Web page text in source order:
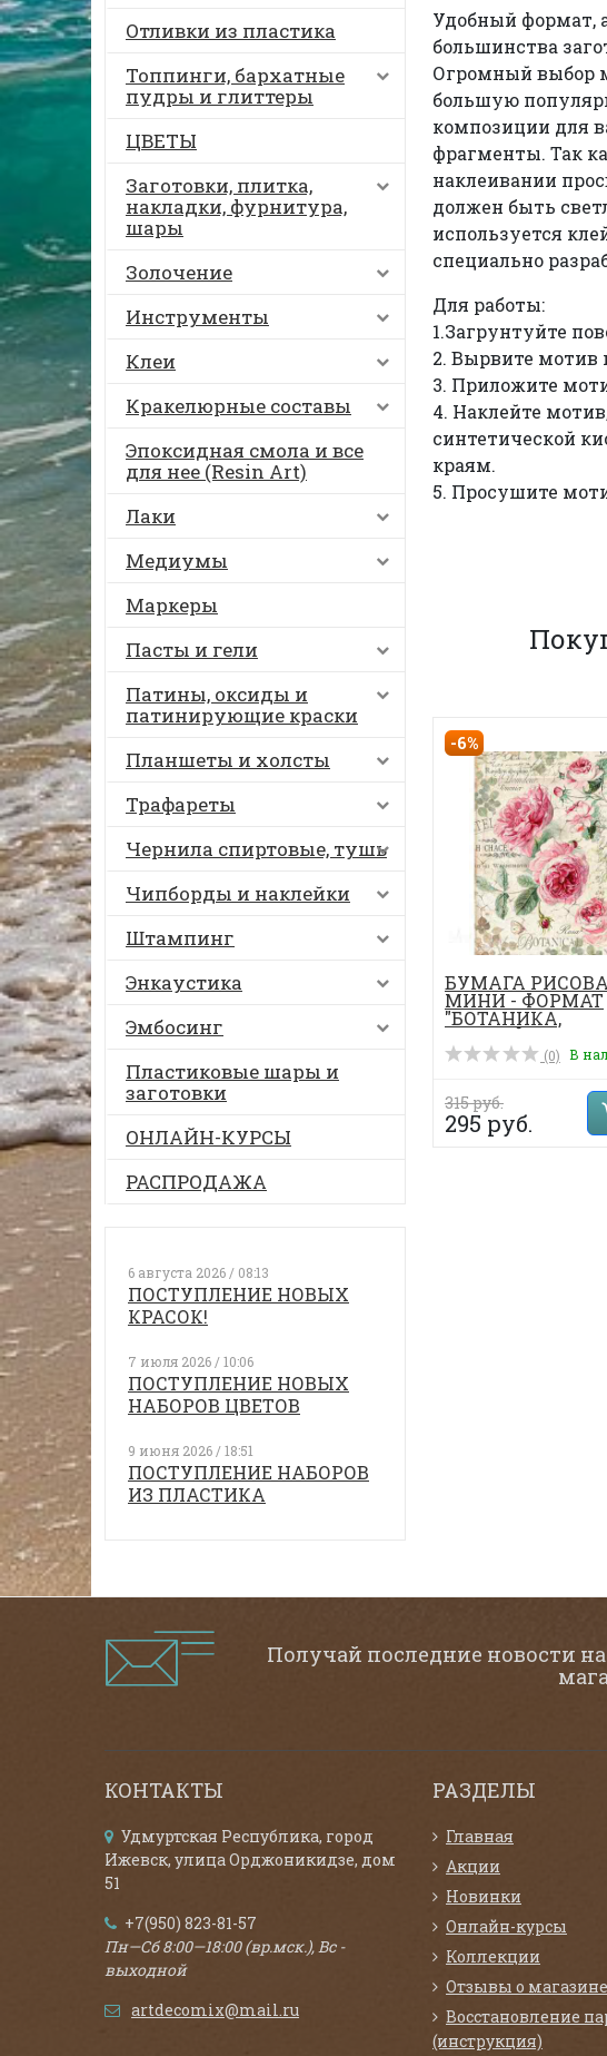
Отливки из пластика
Топпинги, бархатные
пудры и глиттеры
ЦВЕТЫ
Заготовки, плитка,
накладки, фурнитура,
шары
Золочение
Инструменты
Клеи
Кракелюрные составы
Эпоксидная смола и все
для нее (Resin Art)
Лаки
Медиумы
Маркеры
Пасты и гели
Патины, оксиды и
патинирующие краски
Планшеты и холсты
Трафареты
Чернила спиртовые, тушь
Чипборды и наклейки
Штампинг
Энкаустика
Эмбосинг
Пластиковые шары и
заготовки
ОНЛАЙН-КУРСЫ
РАСПРОДАЖА
6 августа 2026 / 08:13
ПОСТУПЛЕНИЕ НОВЫХ
КРАСОК!
7 июля 2026 / 10:06
ПОСТУПЛЕНИЕ НОВЫХ
НАБОРОВ ЦВЕТОВ
9 июня 2026 / 18:51
ПОСТУПЛЕНИЕ НАБОРОВ
ИЗ ПЛАСТИКА
Удобный формат,
большинства
Огромный выбор
большую
композиции для
фрагменты. Так
наклеивании
должен быть
используется
специально
Для работы:
1.Загрунтуйте
2. Вырвите мотив
3. Приложите
4. Наклейте
синтетической
краям.
5. Просушите
-6%
БУМАГА
МИНИ - ФОРМАТ
"БОТАНИКА,
АНГЛИЙСКИЕ Р...
(0) В
315 руб.
295 руб.
Получай последние новости
КОНТАКТЫ
Удмуртская Республика, город
Ижевск, улица Орджоникидзе, дом
51
+7(950) 823-81-57
Пн—Сб 8:00—18:00 (вр.мск.), Вс -
выходной
artdecomix@mail.ru
РАЗДЕЛЫ
Главная
Акции
Новинки
Онлайн-курсы
Коллекции
Отзывы о магазине
Восстановление
(инструкция)